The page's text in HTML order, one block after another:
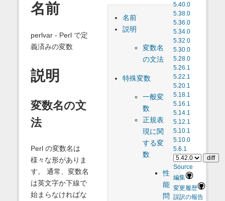
5.40.0
5.38.0
5.36.0
5.34.0
5.32.0
5.30.0
5.28.0
5.26.1
5.22.1
5.20.1
5.18.1
5.16.1
5.14.1
5.12.1
5.10.1
5.10.0
5.6.1
Source
編集
変更履歴
誤訳の報告
名前
説明
変数名
の文法
特殊変数
一般変
数
正規表
現に関
する変
数
性
能
問
名前
perlvar - Perl で定
義済みの変数
説明
変数名の文
法
Perl の変数名は
様々な形がありま
す。 通常、変数名
は英文字か下線で
始まらなければな